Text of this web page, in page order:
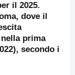
il 2025.
dove il
prima
secondo i